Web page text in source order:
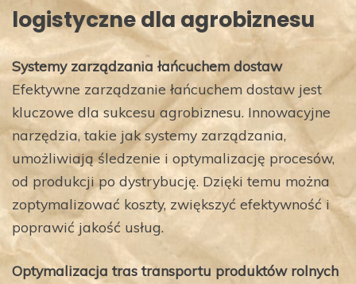
logistyczne dla agrobiznesu
Systemy zarządzania łańcuchem dostaw
Efektywne zarządzanie łańcuchem dostaw jest
kluczowe dla sukcesu agrobiznesu. Innowacyjne
narzędzia, takie jak systemy zarządzania,
umożliwiają śledzenie i optymalizację procesów,
od produkcji po dystrybucję. Dzięki temu można
zoptymalizować koszty, zwiększyć efektywność i
poprawić jakość usług.
Optymalizacja tras transportu produktów rolnych